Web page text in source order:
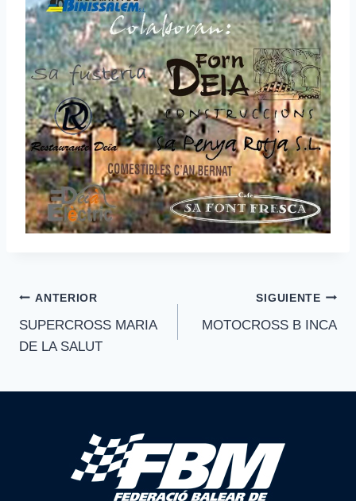
Navegación
de
ANTERIOR
SUPERCROSS MARIA
DE LA SALUT
SIGUIENTE
MOTOCROSS B INCA